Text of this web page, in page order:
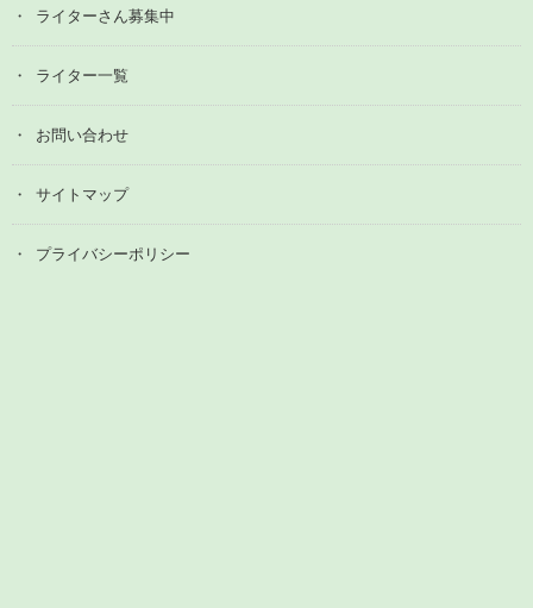
ライターさん募集中
ライター一覧
お問い合わせ
サイトマップ
プライバシーポリシー